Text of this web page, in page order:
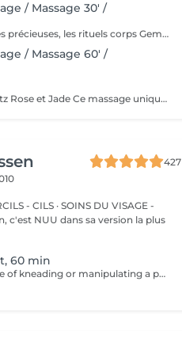
/ Massage 30' /
Inspirés des bienfaits des pierres précieuses, les rituels corps Gemology associent techniques de massage expertes et actifs minéraux pour offrir un moment de détente absolue. Chaque soin est conçu pour rééquilibrer, hydrater, raffermir ou détoxifier la peau, tout en apaisant le corps et l'esprit. Une expérience sensorielle unique, où luxe et efficacité se rencontrent pour révéler l'éclat naturel de votre peau.
/ Massage 60' /
-Massage Énergétique au Quartz Rose et Jade Ce massage unique associe la puissance vibratoire des pierres précieuses à des manuvres profondes et relaxantes. Grâce au quartz rose et au jade, il rééquilibre les énergies, relâche les tensions et réveille l'éclat intérieur. Un véritable soin holistique, pour le corps et l'esprit. -Massage Ressourçant Future Maman Spécialement conçu pour accompagner la femme enceinte en douceur, ce massage soulage les tensions, améliore la circulation et procure une profonde sensation de bien-être. Réalisé avec des mouvements enveloppants et des produits adaptés, il offre un moment précieux de connexion avec soi et avec bébé.
427
- CILS · SOINS DU VISAGE -
60 min
Keep your health! is the practice of kneading or manipulating a person's muscles and other soft-tissue in order to reduce stress, reduce muscle pain, increase relaxation and improve the work of the immune system. Age restrictions: there are no age restrictions for this procedure. Post procedure recommendations: do not do sport and any sharp movements 2-3 hours after the procedure. Frequency: 1-2 times per week, 10 times in total. Repeat once in 3-6 months.